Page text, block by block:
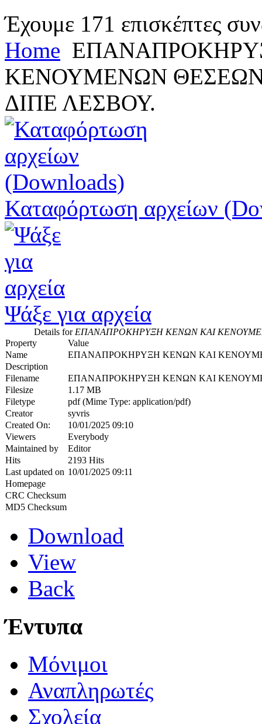
Έχουμε 171 επισκέπτες
Home
ΚΕΝΟΥΜΕΝΩΝ
ΔΙΠΕ ΛΕΣΒΟΥ.
Καταφόρτωση αρχείων
Ψάξε για αρχεία
Details forΕΠΑΝΑΠΡΟΚΗΡΥΞΗ ΚΕΝΩΝ ΚΑΙ
Property
Value
Name
ΕΠΑΝΑΠΡΟΚΗΡΥΞΗ ΚΕΝΩΝ ΚΑΙ
Description
Filename
ΕΠΑΝΑΠΡΟΚΗΡΥΞΗ ΚΕΝΩΝ ΚΑΙ
Filesize
1.17 MB
Filetype
pdf (Mime Type: application/pdf)
Creator
syvris
Created On:
10/01/2025 09:10
Viewers
Everybody
Maintained by
Editor
Hits
2193 Hits
Last updated on 10/01/2025 09:11
Homepage
CRC Checksum
MD5 Checksum
Download
View
Back
Έντυπα
Μόνιμοι
Αναπληρωτές
Σχολεία